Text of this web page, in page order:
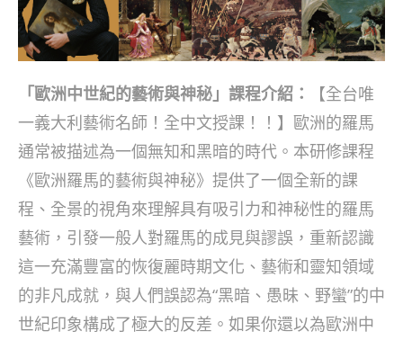
「歐洲中世紀的藝術與神秘」課程介紹：
【全台唯
一義大利藝術名師！全中文授課！！】歐洲的羅馬
通常被描述為一個無知和黑暗的時代。本研修課程
《歐洲羅馬的藝術與神秘》提供了一個全新的課
程、全景的視角來理解具有吸引力和神秘性的羅馬
藝術，引發一般人對羅馬的成見與謬誤，重新認識
這一充滿豐富的恢復麗時期文化、藝術和靈知領域
的非凡成就，與人們誤認為“黑暗、愚昧、野蠻”的中
世紀印象構成了極大的反差。如果你還以為歐洲中